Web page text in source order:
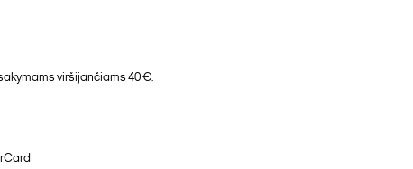
viršijančiams 40 €.